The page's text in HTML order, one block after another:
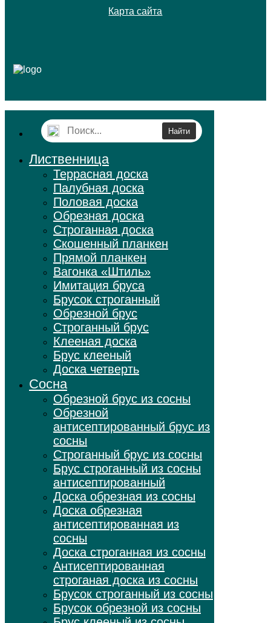
Карта сайта
Лиственница
Террасная доска
Палубная доска
Половая доска
Обрезная доска
Строганная доска
Скошенный планкен
Прямой планкен
Вагонка «Штиль»
Имитация бруса
Брусок строганный
Обрезной брус
Строганный брус
Клееная доска
Брус клееный
Доска четверть
Сосна
Обрезной брус из сосны
Обрезной
антисептированный брус из
сосны
Строганный брус из сосны
Брус строганный из сосны
антисептированный
Доска обрезная из сосны
Доска обрезная
антисептированная из
сосны
Доска строганная из сосны
Антисептированная
строганая доска из сосны
Брусок строганный из сосны
Брусок обрезной из сосны